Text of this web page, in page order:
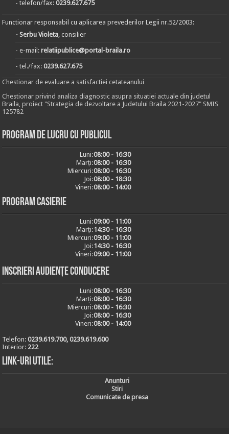
- telefon/fax:0239.627.675
Functionar responsabil cu aplicarea prevederilor Legii nr.52/2003:
- Serbu Violeta, consilier
- e-mail:relatiipublice@portal-braila.ro
- tel./fax:0239.627.675
Chestionar de evaluare a satisfactiei cetateanului
Chestionar privind analiza diagnostic asupra situatiei actuale din judetul
Braila, proiect "Strategia de dezvoltare a Judetului Braila 2021-2027" SMIS
125782
Program de lucru cu publicul
Luni:08:00 - 16:30
Marți:08:00 - 16:30
Miercuri:08:00 - 16:30
Joi:08:00 - 18:30
Vineri:08:00 - 14:00
Program casierie
Luni:09:00 - 11:00
Marți:14:30 - 16:30
Miercuri:09:00 - 11:00
Joi:14:30 - 16:30
Vineri:09:00 - 11:00
Inscrieri audiențe conducere
Luni:08:00 - 16:30
Marți:08:00 - 16:30
Miercuri:08:00 - 16:30
Joi:08:00 - 16:30
Vineri:08:00 - 14:00
Telefon:0239.619.700, 0239.619.600
Interior: 222
Link-uri utile:
Anunturi
Stiri
Comunicate de presa